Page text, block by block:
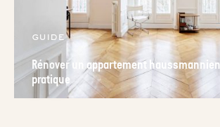
guide
Rénover un appartement
pratique